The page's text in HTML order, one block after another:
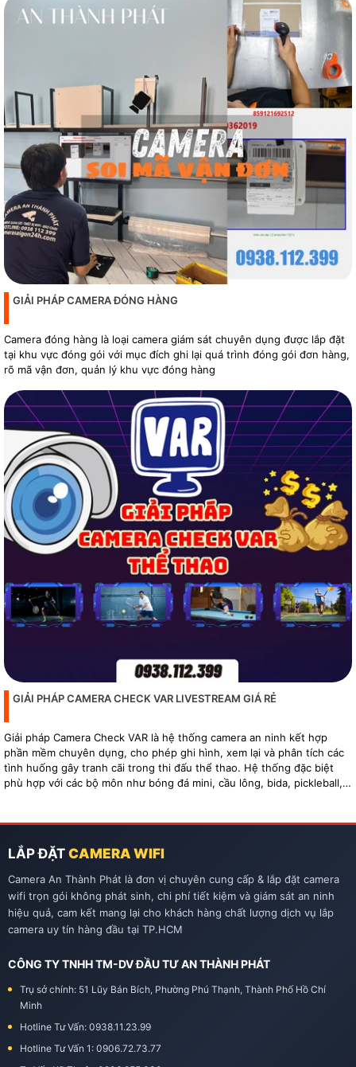
GIẢI PHÁP CAMERA ĐÓNG HÀNG
Camera đóng hàng là loại camera giám sát chuyên dụng được lắp đặt
tại khu vực đóng gói với mục đích ghi lại quá trình đóng gói đơn hàng,
rõ mã vận đơn, quản lý khu vực đóng hàng
GIẢI PHÁP CAMERA CHECK VAR LIVESTREAM GIÁ RẺ
Giải pháp Camera Check VAR là hệ thống camera an ninh kết hợp
phần mềm chuyên dụng, cho phép ghi hình, xem lại và phân tích các
tình huống gây tranh cãi trong thi đấu thể thao. Hệ thống đặc biệt
phù hợp với các bộ môn như bóng đá mini, cầu lông, bida, pickleball,
LẮP ĐẶT CAMERA WIFI
Camera An Thành Phát là đơn vị chuyên cung cấp & lắp đặt camera
wifi trọn gói không phát sinh, chi phí tiết kiệm và giám sát an ninh
hiệu quả, cam kết mang lại cho khách hàng chất lượng dịch vụ lắp
camera uy tín hàng đầu tại TP.HCM
CÔNG TY TNHH TM-DV ĐẦU TƯ AN THÀNH PHÁT
Trụ sở chính: 51 Lũy Bán Bích, Phường Phú Thạnh, Thành Phố Hồ Chí
Minh
Hotline Tư Vấn: 0938.11.23.99
Hotline Tư Vấn 1: 0906.72.73.77